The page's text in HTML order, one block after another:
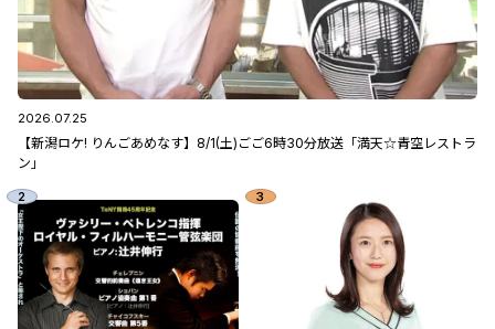
2026.07.25
【新潟ロケ! りんごあめなす】8/1(土)ごご6時30分放送「満天☆青空レストラ
ン」